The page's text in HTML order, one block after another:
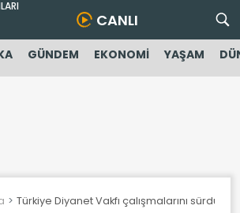
CANLI
GÜNDEM EKONOMİ YAŞAM
Türkiye Diyanet Vakfı çalışmalarını